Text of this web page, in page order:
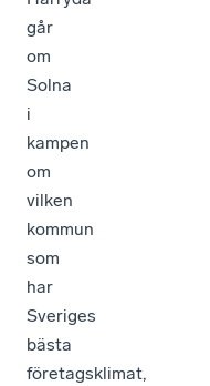
går
om
Solna
i
kampen
om
vilken
kommun
som
har
Sveriges
bästa
företagsklimat,